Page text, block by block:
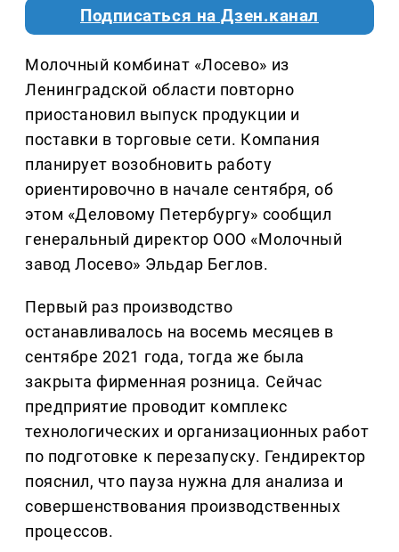
Подписаться на Дзен.канал
Молочный комбинат «Лосево» из
Ленинградской области повторно
приостановил выпуск продукции и
поставки в торговые сети. Компания
планирует возобновить работу
ориентировочно в начале сентября, об
этом «Деловому Петербургу» сообщил
генеральный директор ООО «Молочный
завод Лосево» Эльдар Беглов.
Первый раз производство
останавливалось на восемь месяцев в
сентябре 2021 года, тогда же была
закрыта фирменная розница. Сейчас
предприятие проводит комплекс
технологических и организационных работ
по подготовке к перезапуску. Гендиректор
пояснил, что пауза нужна для анализа и
совершенствования производственных
процессов.